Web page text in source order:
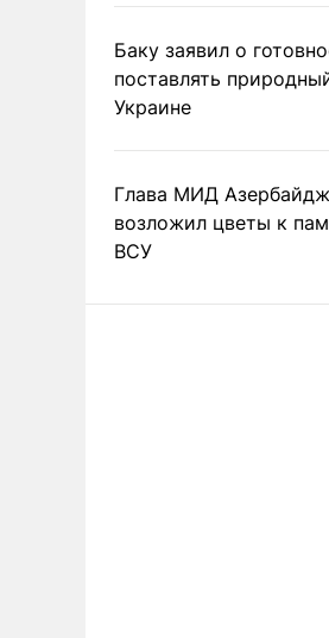
Баку заявил о
поставлять
Украине
Глава МИД
возложил цветы к
ВСУ